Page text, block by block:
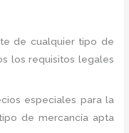
de cualquier tipo de
los requisitos legales
especiales para la
de mercancía apta